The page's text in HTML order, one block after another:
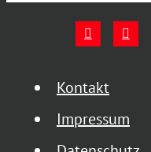
Kontakt
Impressum